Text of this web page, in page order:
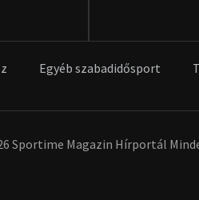
Egyéb szabadidősport
Sportime Magazin Hírportál